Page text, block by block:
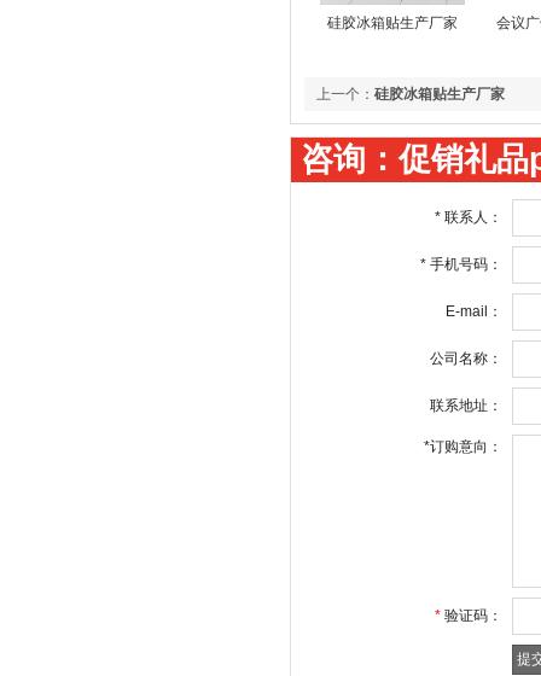
硅胶冰箱贴生产厂家 会议
上一个： 硅胶冰箱贴生产厂家
咨询：促销礼
* 联系人：
* 手机号码：
E-mail：
公司名称：
联系地址：
*订购意向：
* 验证码：